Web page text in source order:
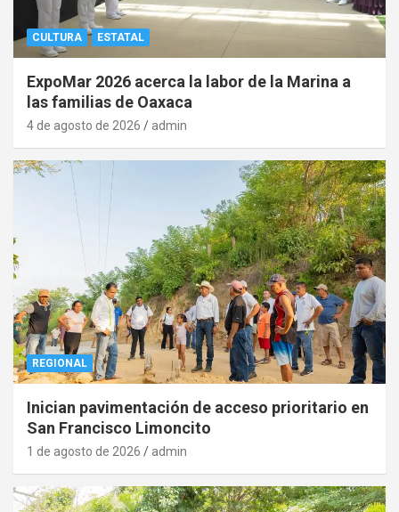
CULTURA ESTATAL
ExpoMar 2026 acerca la labor de la Marina a
las familias de Oaxaca
4 de agosto de 2026 admin
REGIONAL
Inician pavimentación de acceso prioritario en
San Francisco Limoncito
1 de agosto de 2026 admin